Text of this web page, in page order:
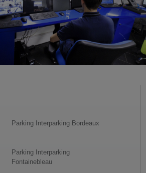
Parking Interparking Bordeaux
Parking Interparking
Fontainebleau